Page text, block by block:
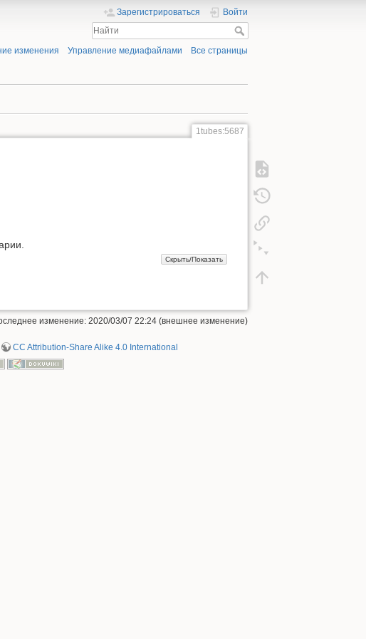
Зарегистрироваться Войти
изменения Управление медиафайлами Все страницы
1tubes:5687
изменение: 2020/03/07 22:24 (внешнее изменение)
CC Attribution-Share Alike 4.0 International